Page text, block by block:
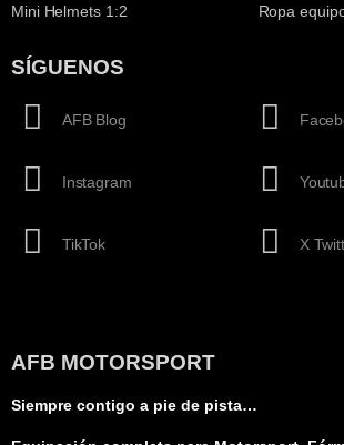
Mini Helmets 1:2 Ropa
SÍGUENOS
AFB Blog
Instagram
TikTok X
AFB MOTORSPORT
Siempre contigo a pie de pista…